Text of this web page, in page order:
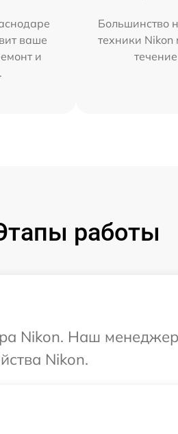
ваше
и
Большинство
техники
работы
Nikon. Наш
Nikon.